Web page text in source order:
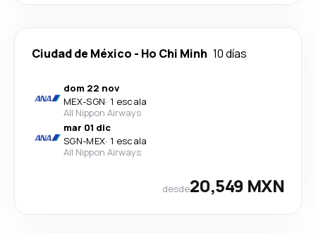
Ciudad de México - Ho Chi Minh 10 días
dom 22 nov
MEX-SGN· 1 escala
All Nippon Airways
mar 01 dic
SGN-MEX· 1 escala
All Nippon Airways
desde20,549 MXN